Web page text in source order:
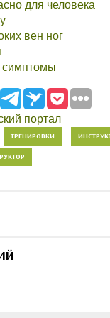
для человека
вен ног
симптомы
портал
ТРЕНИРОВКИ